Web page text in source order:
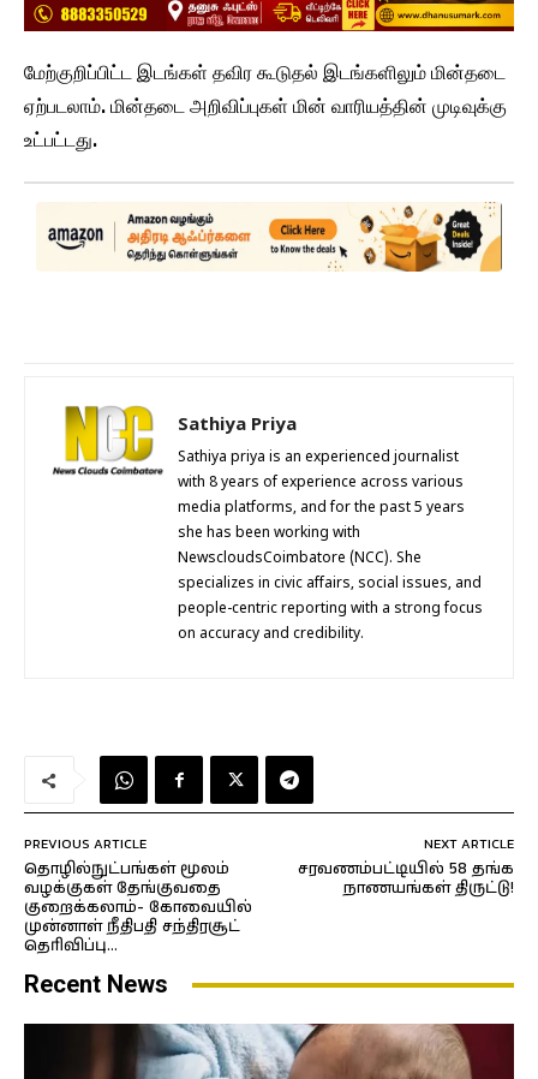
மேற்குறிப்பிட்ட இடங்கள் தவிர கூடுதல் இடங்களிலும் மின்தடை
ஏற்படலாம். மின்தடை அறிவிப்புகள் மின் வாரியத்தின் முடிவுக்கு
உட்பட்டது.
Sathiya Priya
Sathiya priya is an experienced journalist
with 8 years of experience across various
media platforms, and for the past 5 years
she has been working with
NewscloudsCoimbatore (NCC). She
specializes in civic affairs, social issues, and
people-centric reporting with a strong focus
on accuracy and credibility.
PREVIOUS ARTICLE
தொழில்நுட்பங்கள் மூலம்
வழக்குகள் தேங்குவதை
குறைக்கலாம்- கோவையில்
முன்னாள் நீதிபதி சந்திரசூட்
தெரிவிப்பு…
NEXT ARTICLE
சரவணம்பட்டியில் 58 தங்க
நாணயங்கள் திருட்டு!
Recent News